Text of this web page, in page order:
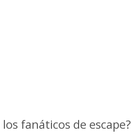
fanáticos de escape?